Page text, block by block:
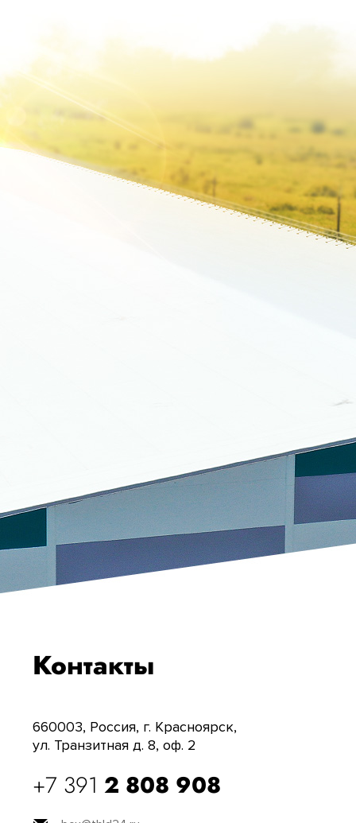
Контакты
660003, Россия, г. Красноярск,
ул. Транзитная д. 8, оф. 2
+7 3912 808 908